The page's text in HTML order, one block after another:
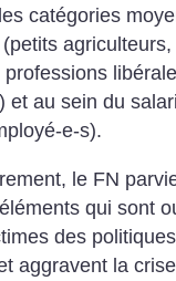
catégories
et au sein du
e-s).
le FN
qui sont
des
aggravent la